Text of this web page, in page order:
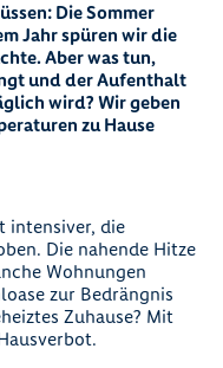
Die Sommer
Jahr spüren wir die
Aber was tun,
und der Aufenthalt
wird? Wir geben
zu Hause
intensiver, die
Die nahende Hitze
Wohnungen
zur Bedrängnis
Zuhause? Mit